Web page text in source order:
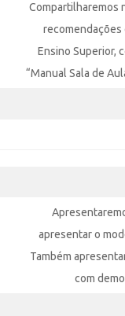
Compartilharemos
Ensino Superior,
“Manual Sala de
apresentar o
Também
com